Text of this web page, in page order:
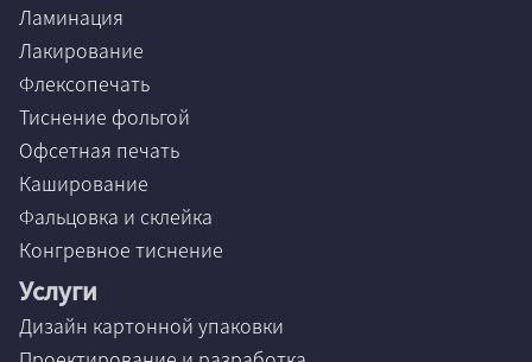
Ламинация
Лакирование
Флексопечать
Тиснение фольгой
Офсетная печать
Каширование
Фальцовка и склейка
Конгревное тиснение
Услуги
Дизайн картонной упаковки